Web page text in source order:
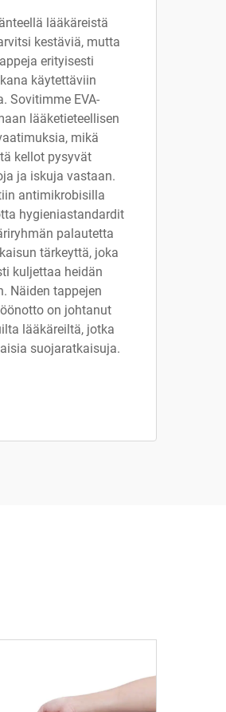
lääkäreistä
kestäviä, mutta
erityisesti
käytettäviin
Sovitimme EVA-
lääketieteellisen
mikä
kellot pysyvät
ja iskuja vastaan.
antimikrobisilla
hygieniastandardit
palautetta
tärkeyttä, joka
kuljettaa heidän
Näiden tappejen
on johtanut
lääkäreiltä, jotka
suojaratkaisuja.